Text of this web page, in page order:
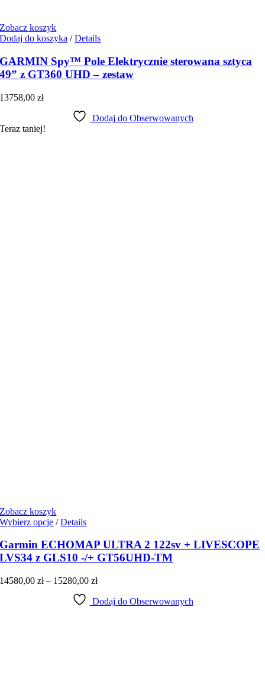
Zobacz koszyk
Dodaj do koszyka / Details
GARMIN Spy™ Pole Elektrycznie sterowana sztyca
49” z GT360 UHD – zestaw
13758,00zł
Dodaj do Obserwowanych
Teraz taniej!
Zobacz koszyk
Wybierz opcje Ten
ma
wiele
wariantów.
można
wybrać
/ Details
Garmin ECHOMAP ULTRA 2 122sv + LIVESCOPE
LVS34 z GLS10 -/+ GT56UHD-TM
14580,00zł – 15280,00złZakres
od
Dodaj do Obserwowanych